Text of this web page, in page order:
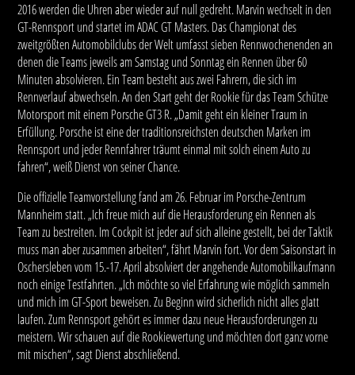
2016 werden die Uhren aber wieder auf null gedreht. Marvin wechselt in den
GT-Rennsport und startet im ADAC GT Masters. Das Championat des
zweitgrößten Automobilclubs der Welt umfasst sieben Rennwochenenden an
denen die Teams jeweils am Samstag und Sonntag ein Rennen über 60
Minuten absolvieren. Ein Team besteht aus zwei Fahrern, die sich im
Rennverlauf abwechseln. An den Start geht der Rookie für das Team Schütze
Motorsport mit einem Porsche GT3 R. „Damit geht ein kleiner Traum in
Erfüllung. Porsche ist eine der traditionsreichsten deutschen Marken im
Rennsport und jeder Rennfahrer träumt einmal mit solch einem Auto zu
fahren“, weiß Dienst von seiner Chance.
Die offizielle Teamvorstellung fand am 26. Februar im Porsche-Zentrum
Mannheim statt. „Ich freue mich auf die Herausforderung ein Rennen als
Team zu bestreiten. Im Cockpit ist jeder auf sich alleine gestellt, bei der Taktik
muss man aber zusammen arbeiten“, fährt Marvin fort. Vor dem Saisonstart in
Oschersleben vom 15.-17. April absolviert der angehende Automobilkaufmann
noch einige Testfahrten. „Ich möchte so viel Erfahrung wie möglich sammeln
und mich im GT-Sport beweisen. Zu Beginn wird sicherlich nicht alles glatt
laufen. Zum Rennsport gehört es immer dazu neue Herausforderungen zu
meistern. Wir schauen auf die Rookiewertung und möchten dort ganz vorne
mit mischen“, sagt Dienst abschließend.